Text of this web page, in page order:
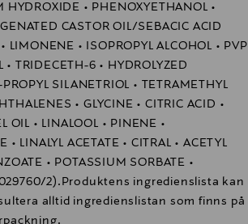
• PHENOXYETHANOL •
CASTOR OIL/SEBACIC ACID
LIMONENE • ISOPROPYL ALCOHOL • PVP
• TRIDECETH-6 • HYDROLYZED
SILANETRIOL • TETRAMETHYL
• GLYCINE • CITRIC ACID •
OIL • LINALOOL • PINENE •
LINALYL ACETATE • CITRAL • ACETYL
• POTASSIUM SORBATE •
2).Produktens ingredienslista kan
alltid ingredienslistan som finns på